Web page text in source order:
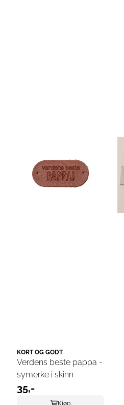
KORT OG GODT
Verdens beste pappa -
symerke i skinn
35,-
Kjøp